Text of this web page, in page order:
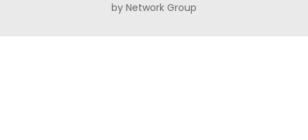
by Network Group